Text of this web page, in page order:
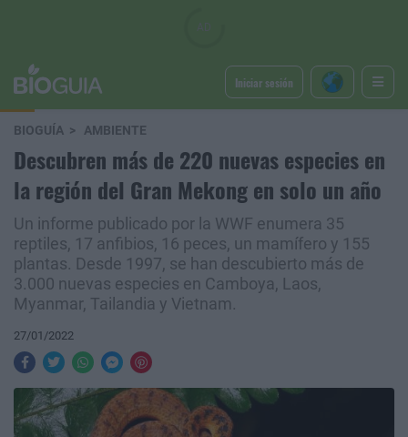
Iniciar sesión
BIOGUÍA AMBIENTE
Descubren más de 220 nuevas especies en
la región del Gran Mekong en solo un año
Un informe publicado por la WWF enumera 35
reptiles, 17 anfibios, 16 peces, un mamífero y 155
plantas. Desde 1997, se han descubierto más de
3.000 nuevas especies en Camboya, Laos,
Myanmar, Tailandia y Vietnam.
27/01/2022